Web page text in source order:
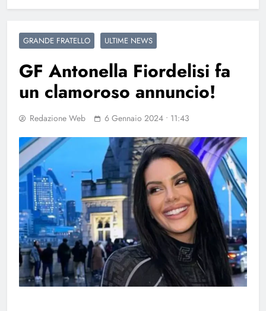
GRANDE FRATELLO ULTIME NEWS
GF Antonella Fiordelisi fa
un clamoroso annuncio!
Redazione Web 6 Gennaio 2024 • 11:43